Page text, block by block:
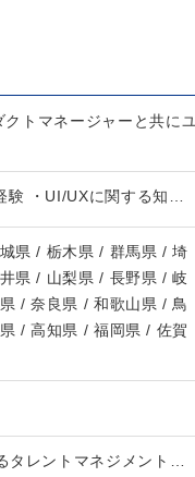
トマネージャーと共に
験 ・UI/UXに関する知…
県 / 栃木県 / 群馬県 / 埼
県 / 山梨県 / 長野県 / 岐
/ 奈良県 / 和歌山県 / 鳥
/ 高知県 / 福岡県 / 佐賀
タレントマネジメント…